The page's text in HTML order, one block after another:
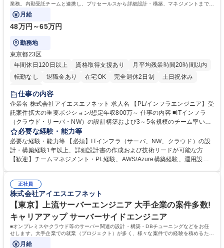
業務。内勤受託チームと連携し、プリセールスから詳細設計・構築、マネジメントまで幅
広く担当いただきます。
月給
48万円～65万円
勤務地
東京都23区
年間休日120日以上
資格取得支援あり
月平均残業時間20時間以内
転勤なし
退職金あり 在宅OK 完全週休2日制
土日祝休み
服装自由
仕事の内容
企業名 株式会社アイエスエフネット 求人名 【PL/インフラエンジニア】受
託案件拡大の重要ポジション/想定年収800万～ 仕事の内容 ■ITインフラ
（クラウド・サーバ・NW）の設計構築および3～5名規模のチーム率いる
PL業務。内勤受託チームと連携し、プリセールスから詳細設計・構築、マ
ネジメントまで幅広く担当いただきます。 【詳細】クラウド（AWS/Oracl
e Cloud等）の新規設計構築、NW受託プロジェクトの統括、サービスデス
ク立ち上げ等、高レイヤー案件をお任せします。現場での技術牽引に加
れる明確なインセンティブ賞与制度。エンジニアの市場価値と成果がダイ
レクトに給与へ反映されます。 募集職種 【PL/インフラエンジニア】受託
案件拡大の重要ポジション/想定年収800万～
必要な経験・能力等
必要な経験・能力等 【必須】ITインフラ（サーバ、NW、クラウド）の設
計・構築経験1年以上、詳細設計書の作成および技術リードが可能な方
【歓迎】チームマネジメント・PL経験、AWS/Azure構築経験、運用設計
も正当に評価し長期活躍できるフィールドを用意。副業許可制度も導入し
モダンで自立した働き方をバックアップします。【選考】スピード感を重
視しオンライン面接最短2回で内定。初期段階から営業責任者が同席し想
定案件や単価、昇給プランを明示します。 学歴・資格 学歴：大学院 大学
高専 短大 専修学校 高校 語学力： 資格：
正社員
株式会社アイエスエフネット
【東京】上流サーバーエンジニア 大手企業の案件多数!
キャリアアップ サーバーサイドエンジニア
■オンプレミスやクラウド等のサーバー関連の設計・構築・DBチューニングなどをお任
せします。大手企業での就業（プロジェクト）が多く、様々な案件での経験を積めるた
め、非常にやりがいのある環境です。
月給